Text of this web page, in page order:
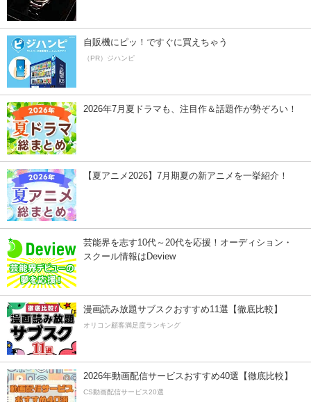
自販機にピッ！ですぐに買えちゃう
（PR）ジハンピ
2026年7月夏ドラマも、注目作＆話題作が勢ぞろい！
【夏アニメ2026】7月期夏の新アニメを一挙紹介！
芸能界を志す10代～20代を応援！オーディション・
スクール情報はDeview
漫画読み放題サブスクおすすめ11選【徹底比較】
オリコン顧客満足度ランキング
2026年動画配信サービスおすすめ40選【徹底比較】
CS動画配信サービス20選